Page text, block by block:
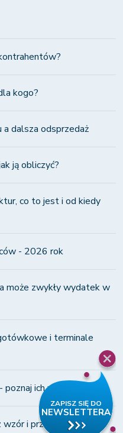
kogo?
dalsza odsprzedaż
ją obliczyć?
co to jest i od kiedy
- 2026 rok
może zwykły wydatek w
i terminale
ich wady i zalety!
wzór i przeczytaj